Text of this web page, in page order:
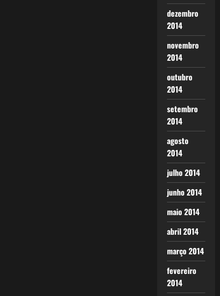
dezembro
2014
novembro
2014
outubro
2014
setembro
2014
agosto
2014
julho 2014
junho 2014
maio 2014
abril 2014
março 2014
fevereiro
2014